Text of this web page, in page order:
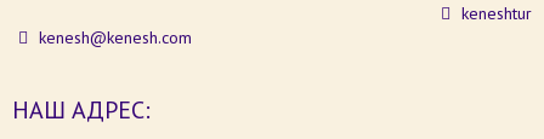
keneshtur
kenesh@kenesh.com
НАШ АДРЕС: